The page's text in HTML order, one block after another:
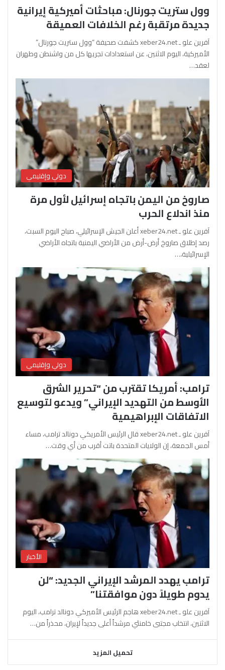
وول ستريت جورنال: مباحثات أميركية إيرانية
جديدة مرتقبة رغم الخلافات العميقة
آفرين علو ـ xeber24.net كشفت صحيفة “وول ستريت جورنال”
الأميركية، اليوم الاثنين، عن استعدادات تجريها كل من واشنطن وطهران
لعقد…
دولي وإقليمي
صاروخ من اليمن باتجاه إسرائيل لأول مرة
منذ اندلاع الحرب
آفرين علو ـ xeber24.net أعلن الجيش الإسرائيلي، صباح اليوم السبت،
رصد إطلاق صاروخ أرض-أرض من الأراضي اليمنية باتجاه الأراضي
الإسرائيلية،…
دولي وإقليمي
ترامب: أمريكا تقترب من “تحرير الشرق
الأوسط من التهديد الإيراني” ويدعو لتوسيع
الاتفاقات الإبراهيمية
آفرين علو ـ xeber24.net قال الرئيس الأمريكي دونالد ترامب، مساء
أمس الجمعة، إن الولايات المتحدة باتت أقرب من أي وقت…
الأخبار
ترامب يهدد المرشد الإيراني الجديد: “لن
يدوم طويلاً دون موافقتنا”
آفرين علو ـ xeber24.net هاجم الرئيس الأميركي دونالد ترامب، اليوم
الاثنين، انتخاب مجتبى خامنئي مرشداً أعلى جديداً لإيران، محذراً من…
تحميل المزيد